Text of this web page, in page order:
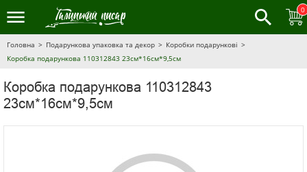
0
Головна Подарункова упаковка та декор
Коробки подарункові
Коробка подарункова 110312843 23см*16см*9,5см
Коробка подарункова 110312843
23см*16см*9,5см